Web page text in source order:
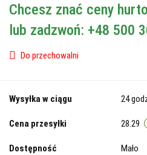
Chcesz znać ceny
lub zadzwoń: +48 500
Do przechowalni
Wysyłka w ciągu 24
Cena przesyłki 28.29
Dostępność Mało